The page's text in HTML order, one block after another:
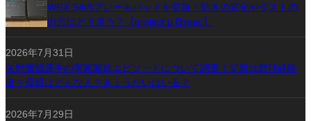
WRX S4のブレーキパッドを交換！効きの変化やダストの
出方はどう違う？【project μ Bspec】
2026年7月31日
矢野雅哉選手の実家家族エピソードについて調査！父親は野球経験
者？母親はどんな人？きょうだいはいる？
2026年7月29日